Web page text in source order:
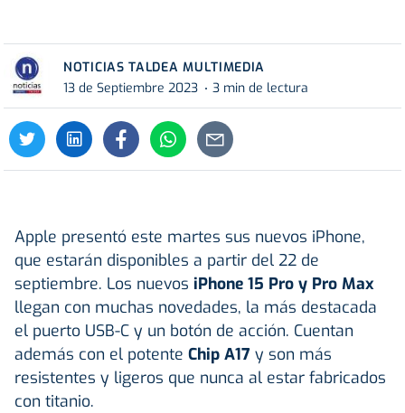
NOTICIAS TALDEA MULTIMEDIA
13 de Septiembre 2023
3 min de lectura
Apple presentó este martes sus nuevos iPhone,
que estarán disponibles a partir del 22 de
septiembre. Los nuevos iPhone 15 Pro y Pro Max
llegan con muchas novedades, la más destacada
el puerto USB-C y un botón de acción. Cuentan
además con el potente Chip A17 y son más
resistentes y ligeros que nunca al estar fabricados
con titanio.